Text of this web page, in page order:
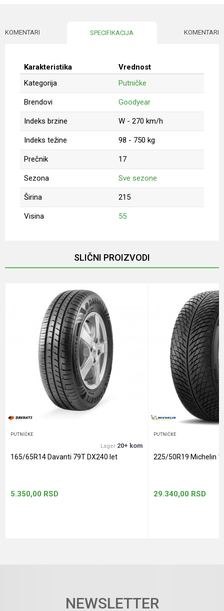
KOMENTARI SPECIFIKACIJA KOMENTARI
Karakteristika
Vrednost
Kategorija
Putničke
Brendovi Goodyear
Indeks brzine W - 270 km/h
Indeks težine 98 - 750 kg
Prečnik 17
Sezona Sve sezone
Širina 215
Visina 55
Anti-spam zaštita - izračunajte koliko je 9 - 4 :
SLIČNI PROIZVODI
PUTNIČKE
Lager 20+ kom
165/65R14 Davanti 79T DX240 let
5.350,00 RSD
PUTNIČKE
225/50R19 Michelin
29.340,00 RSD
NEWSLETTER